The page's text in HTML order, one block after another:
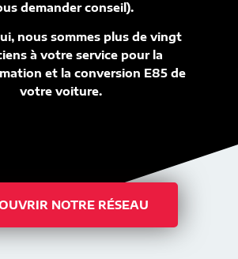
demander conseil).
nous sommes plus de vingt
à votre service pour la
et la conversion E85 de
votre voiture.
NOTRE RÉSEAU